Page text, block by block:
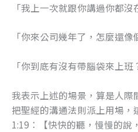
「我上一次就跟你講過你都沒
「你來公司幾年了，怎麼還像
「你到底有沒有帶腦袋來上
我表示上述的場景，算是人際
把聖經的溝通法則派上用場，
1:19：【快快的聽，慢慢的說